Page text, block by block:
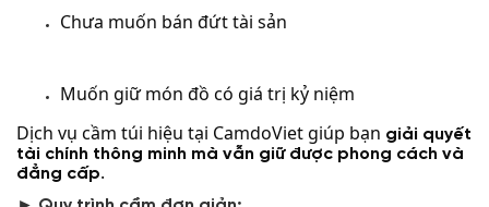
Chưa muốn bán đứt tài sản
Muốn giữ món đồ có giá trị kỷ niệm
Dịch vụ cầm túi hiệu tại CamdoViet giúp bạn giải quyết
tài chính thông minh mà vẫn giữ được phong cách và
đẳng cấp.